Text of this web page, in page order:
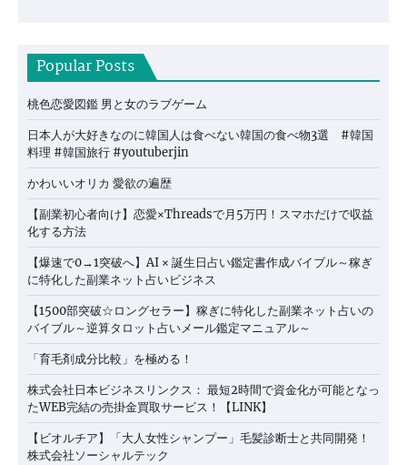
Popular Posts
桃色恋愛図鑑 男と女のラブゲーム
日本人が大好きなのに韓国人は食べない韓国の食べ物3選 #韓国
料理 #韓国旅行 #youtuberjin
かわいいオリカ 愛欲の遍歴
【副業初心者向け】恋愛×Threadsで月5万円！スマホだけで収益
化する方法
【爆速で0→1突破へ】AI × 誕生日占い鑑定書作成バイブル～稼ぎ
に特化した副業ネット占いビジネス
【1500部突破☆ロングセラー】稼ぎに特化した副業ネット占いの
バイブル～逆算タロット占いメール鑑定マニュアル～
「育毛剤成分比較」を極める！
株式会社日本ビジネスリンクス： 最短2時間で資金化が可能となっ
たWEB完結の売掛金買取サービス！【LINK】
【ビオルチア】「大人女性シャンプー」毛髪診断士と共同開発！
株式会社ソーシャルテック